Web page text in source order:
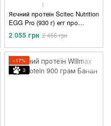
1
Яєчний протеїн Scitec Nutrition
EGG Pro (930 г) егг про
шоколад
2 055 грн 2 466 грн
−17%
3